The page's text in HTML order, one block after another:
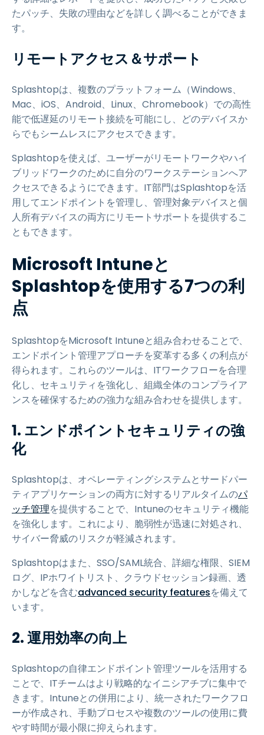
たパッチ、失敗の理由などを詳しく調べることができま
す。
リモートアクセス＆サポート
Splashtopは、複数のプラットフォーム（Windows、
Mac、iOS、Android、Linux、Chromebook）での高性
能で低遅延のリモート接続を可能にし、どのデバイスか
らでもシームレスにアクセスできます。
Splashtopを使えば、ユーザーがリモートワークやハイ
ブリッドワークのために自分のワークステーションへア
クセスできるようにできます。IT部門はSplashtopを活
用してエンドポイントを管理し、管理対象デバイスと個
人所有デバイスの両方にリモートサポートを提供するこ
ともできます。
Microsoft Intuneと
Splashtopを使用する7つの利
点
SplashtopをMicrosoft Intuneと組み合わせることで、
エンドポイント管理アプローチを変革する多くの利点が
得られます。これらのツールは、ITワークフローを合理
化し、セキュリティを強化し、組織全体のコンプライア
ンスを確保するための強力な組み合わせを提供します。
1. エンドポイントセキュリティの強
化
Splashtopは、オペレーティングシステムとサードパー
ティアプリケーションの両方に対するリアルタイムのパ
ッチ管理を提供することで、Intuneのセキュリティ機能
を強化します。これにより、脆弱性が迅速に対処され、
サイバー脅威のリスクが軽減されます。
Splashtopはまた、SSO/SAML統合、詳細な権限、SIEM
ログ、IPホワイトリスト、クラウドセッション録画、透
かしなどを含むadvanced security featuresを備えて
います。
2. 運用効率の向上
Splashtopの自律エンドポイント管理ツールを活用する
ことで、ITチームはより戦略的なイニシアチブに集中で
きます。Intuneとの併用により、統一されたワークフロ
ーが作成され、手動プロセスや複数のツールの使用に費
やす時間が最小限に抑えられます。